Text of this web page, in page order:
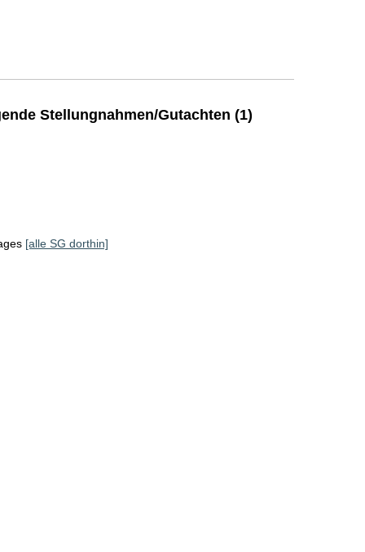
Stellungnahmen/Gutachten (1)
[alle SG dorthin]